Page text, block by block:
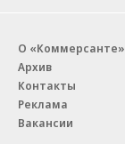
О «Коммерсанте»
Архив
Контакты
Реклама
Вакансии